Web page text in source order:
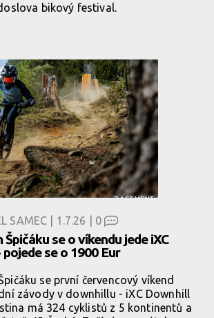
bikový festival.
SAMEC | 1.7.26 | 0
Špičáku se o víkendu jede iXC
se o 1900 Eur
se první červencový víkend
závody v downhillu - iXC Downhill
má 324 cyklistů z 5 kontinentů a